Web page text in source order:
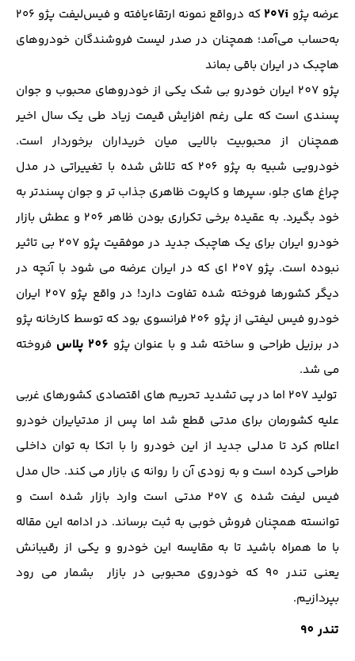
عرضه پژو ۲۰۷i
که درواقع نمونه ارتقاءیافته و فیس‌لیفت پژو ۲۰۶
به‌حساب می‌آمد؛ همچنان در صدر لیست فروشندگان خودروهای
هاچبک در ایران باقی بماند
پژو 207 ایران خودرو بی شک یکی از خودروهای محبوب و جوان
پسندی است که علی رغم افزایش قیمت زیاد طی یک سال اخیر
همچنان از محبوبیت بالایی میان خریداران برخوردار است.
خودرویی شبیه به پژو 206 که تلاش شده با تغییراتی در مدل
چراغ های جلو، سپرها و کاپوت ظاهری جذاب تر و جوان پسندتر به
خود بگیرد. به عقیده برخی تکراری بودن ظاهر 206 و عطش بازار
خودرو ایران برای یک هاچبک جدید در موفقیت پژو 207 بی تاثیر
نبوده است. پژو 207 ای که در ایران عرضه می شود با آنچه در
دیگر کشورها فروخته شده تفاوت دارد! در واقع پژو 207 ایران
خودرو فیس لیفتی از پژو 206 فرانسوی بود که توسط کارخانه پژو
در برزیل طراحی و ساخته شد و با عنوان پژو 206 پلاس
فروخته
می شد.
تولید ۲۰۷ اما در پی تشدید تحریم های اقتصادی کشورهای غربی
علیه کشورمان برای مدتی قطع شد اما پس از مدتیایران خودرو
اعلام کرد تا مدلی جدید از این خودرو را با اتکا به توان داخلی
طراحی کرده است و به زودی آن را روانه ی بازار می کند. حال مدل
فیس لیفت شده ی ۲۰۷ مدتی است وارد بازار شده است و
توانسته همچنان فروش خوبی به ثبت برساند. در ادامه این مقاله
با ما همراه باشید تا به مقایسه این خودرو و یکی از رقیبانش
یعنی تندر 90 که خودروی محبوبی در بازار بشمار می رود
بپردازیم.
تندر 90